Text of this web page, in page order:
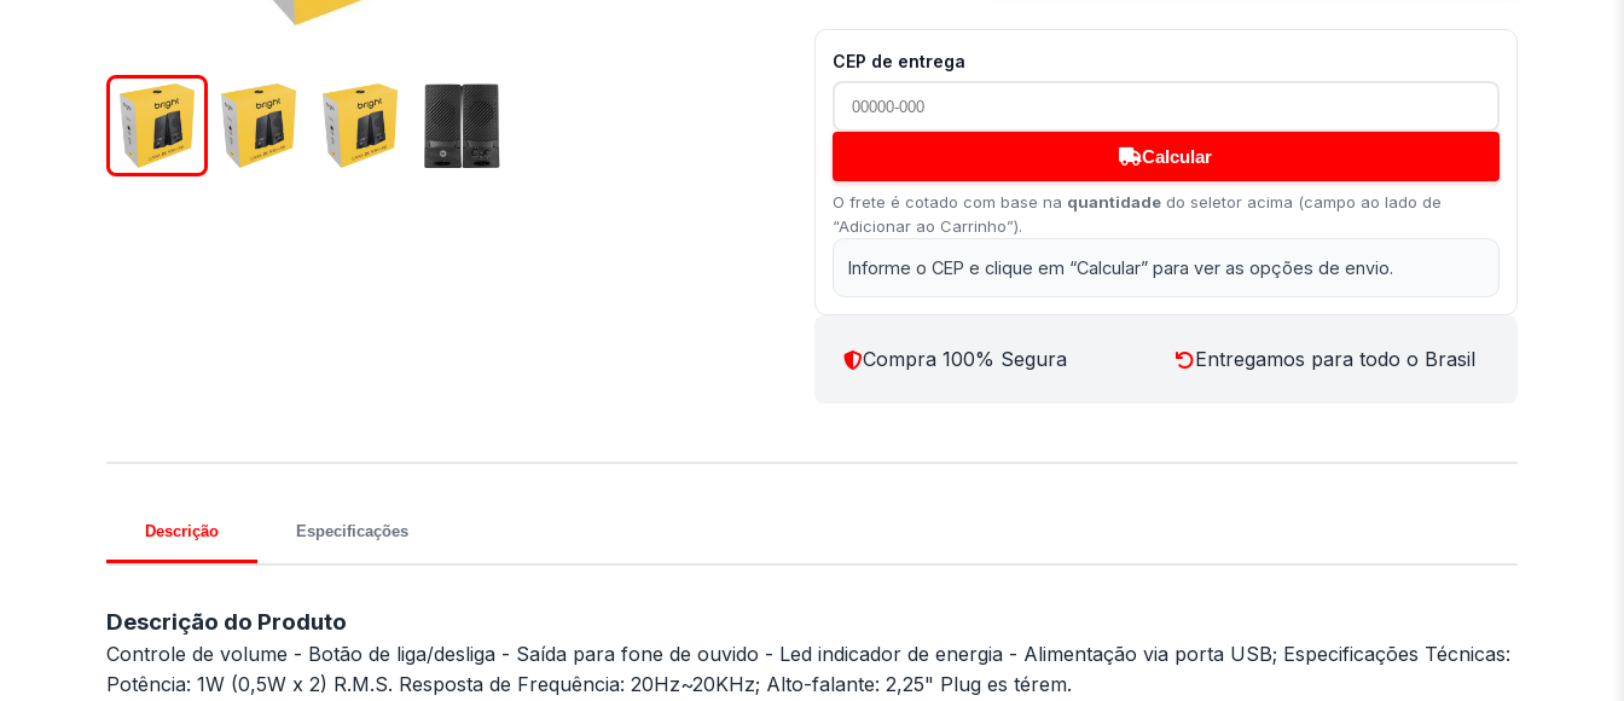
CEP de entrega
Calcular
O frete é cotado com base na quantidadedo seletor acima (campo ao lado de
“Adicionar ao Carrinho”).
Informe o CEP e clique em “Calcular” para ver as opções de envio.
Compra 100% Segura Entregamos para todo o Brasil
Descrição Especificações
Descrição do Produto
Controle de volume - Botão de liga/desliga - Saída para fone de ouvido - Led indicador de energia - Alimentação via porta USB; Especificações Técnicas:
Potência: 1W (0,5W x 2) R.M.S. Resposta de Frequência: 20Hz~20KHz; Alto-falante: 2,25" Plug es térem.